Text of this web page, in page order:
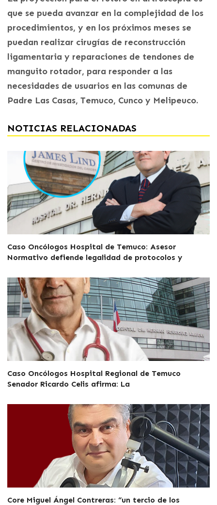
que se pueda avanzar en la complejidad de los
procedimientos, y en los próximos meses se
puedan realizar cirugías de reconstrucción
ligamentaria y reparaciones de tendones de
manguito rotador, para responder a las
necesidades de usuarios en las comunas de
Padre Las Casas, Temuco, Cunco y Melipeuco.
NOTICIAS RELACIONADAS
Caso Oncólogos Hospital de Temuco: Asesor
Normativo defiende legalidad de protocolos y
Caso Oncólogos Hospital Regional de Temuco
Senador Ricardo Celis afirma: La
Core Miguel Ángel Contreras: “un tercio de los